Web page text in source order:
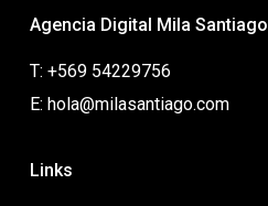
Agencia Digital Mila Santiago
T: +569 54229756
E: hola@milasantiago.com
Links